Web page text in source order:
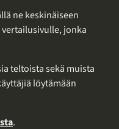
ne keskinäiseen
jonka
teltoista sekä muista
löytämään
.